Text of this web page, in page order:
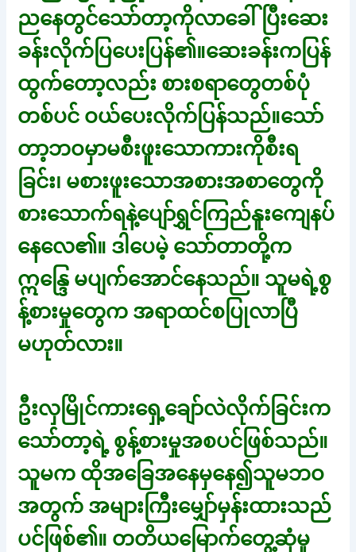
ညနေတွင်သော်တာ့ကိုလာခေါ်ပြီးဆေး
ခန်းလိုက်ပြပေးပြန်၏။ဆေးခန်းကပြန်
ထွက်တော့လည်း စားစရာတွေတစ်ပုံ
တစ်ပင် ဝယ်ပေးလိုက်ပြန်သည်။သော်
တာ့ဘဝမှာမစီးဖူးသောကားကိုစီးရ
ခြင်း၊ မစားဖူးသောအစားအစာတွေကို
စားသောက်ရနဲ့ပျော်ရွှင်ကြည်နူးကျေနပ်
နေလေ၏။ ဒါပေမဲ့ သော်တာတို့က
ဣန္ဒြေ မပျက်အောင်နေသည်။ သူမရဲ့စွ
န့်စားမှုတွေက အရာထင်စပြုလာပြီ
မဟုတ်လား။
ဦးလှမြိုင်ကားရှေ့ချော်လဲလိုက်ခြင်းက
သော်တာ့ရဲ့ စွန့်စားမှုအစပင်ဖြစ်သည်။
သူမက ထိုအခြေအနေမှနေ၍သူမဘဝ
အတွက် အများကြီးမျှော်မှန်းထားသည်
ပင်ဖြစ်၏။ တတိယမြောက်တွေ့ဆုံမှု